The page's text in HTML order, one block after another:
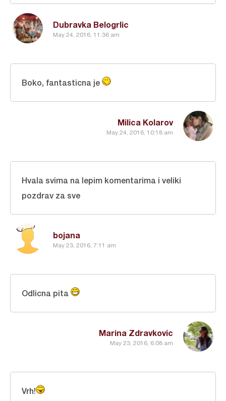
Dubravka Belogrlic
May 24, 2016, 11:36 am
Milica Kolarov
May 24, 2016, 10:18 am
Boko, fantasticna je
bojana
May 23, 2016, 7:11 am
Hvala svima na lepim komentarima i veliki
pozdrav za sve
Marina Zdravkovic
May 23, 2016, 6:08 am
Odlicna pita
Vrh!